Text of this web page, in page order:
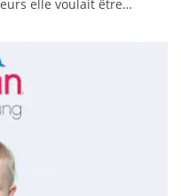
elle voulait être…